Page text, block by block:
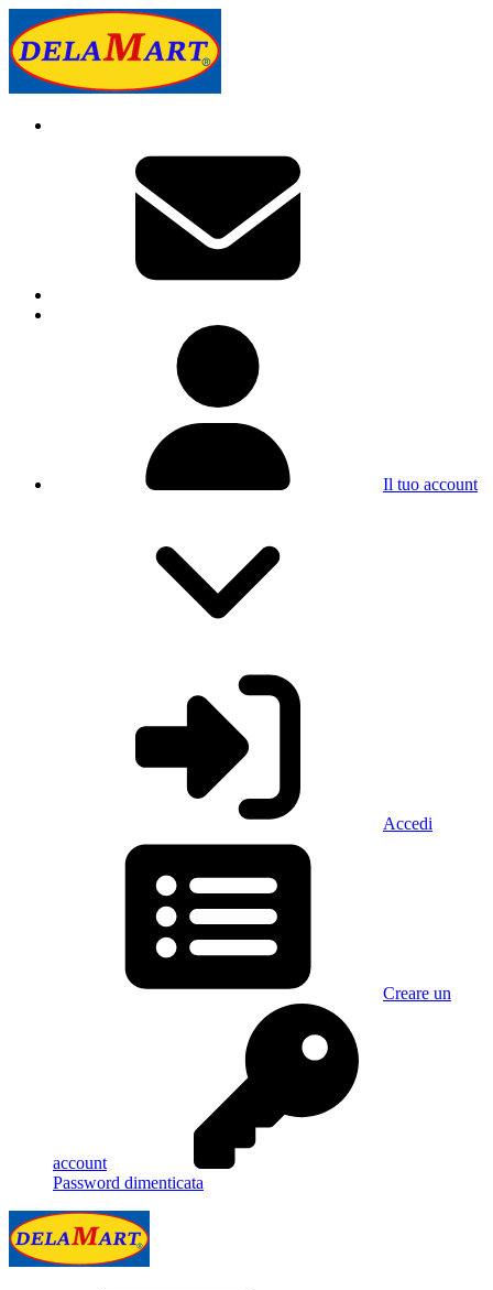
Il tuo account
Accedi
Creare un
account
Password dimenticata